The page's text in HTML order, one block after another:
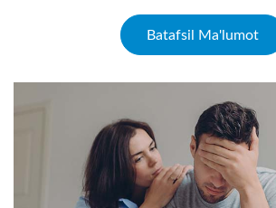
Batafsil Ma'lumot